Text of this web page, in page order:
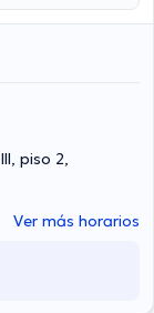
piso 2,
Ver más horarios